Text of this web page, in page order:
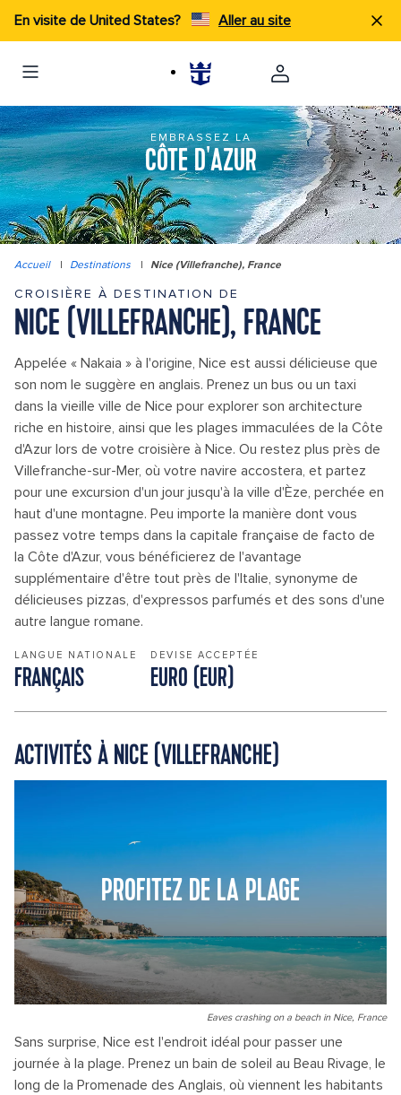
En visite de United States? Aller au site
EMBRASSEZ LA
CÔTE D'AZUR
Accueil | Destinations | Nice (Villefranche), France
CROISIÈRE À DESTINATION DE
NICE (VILLEFRANCHE), FRANCE
Appelée « Nakaia » à l'origine, Nice est aussi délicieuse que
son nom le suggère en anglais. Prenez un bus ou un taxi
dans la vieille ville de Nice pour explorer son architecture
riche en histoire, ainsi que les plages immaculées de la Côte
d'Azur lors de votre croisière à Nice. Ou restez plus près de
Villefranche-sur-Mer, où votre navire accostera, et partez
pour une excursion d'un jour jusqu'à la ville d'Èze, perchée en
haut d'une montagne. Peu importe la manière dont vous
passez votre temps dans la capitale française de facto de
la Côte d'Azur, vous bénéficierez de l'avantage
supplémentaire d'être tout près de l'Italie, synonyme de
délicieuses pizzas, d'expressos parfumés et des sons d'une
autre langue romane.
LANGUE NATIONALE
FRANÇAIS
DEVISE ACCEPTÉE
EURO (EUR)
ACTIVITÉS À NICE (VILLEFRANCHE)
PROFITEZ DE LA PLAGE
Eaves crashing on a beach in Nice, France
Sans surprise, Nice est l'endroit idéal pour passer une
journée à la plage. Prenez un bain de soleil au Beau Rivage, le
long de la Promenade des Anglais, où viennent les habitants